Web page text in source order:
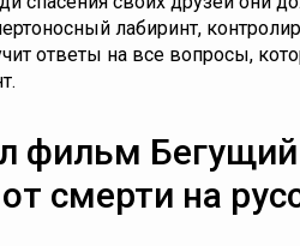
лабиринт,
ответы на все вопросы,
фильм
смерти на